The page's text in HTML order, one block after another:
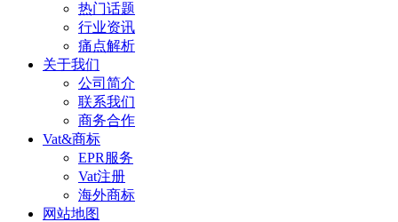
热门话题
行业资讯
痛点解析
关于我们
公司简介
联系我们
商务合作
Vat&商标
EPR服务
Vat注册
海外商标
网站地图